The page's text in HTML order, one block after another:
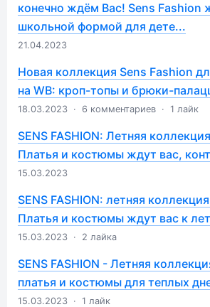
конечно ждём Вас! Sens Fashion
школьной формой для дете...
21.04.2023
Новая коллекция Sens Fashion
на WB: кроп-топы и брюки-
18.03.2023 · 6 комментариев · 1 лайк
SENS FASHION: Летняя
Платья и костюмы ждут вас,
15.03.2023
SENS FASHION: летняя
Платья и костюмы ждут вас к
15.03.2023 · 2 лайка
SENS FASHION - Летняя
платья и костюмы для теплых
15.03.2023 · 1 лайк